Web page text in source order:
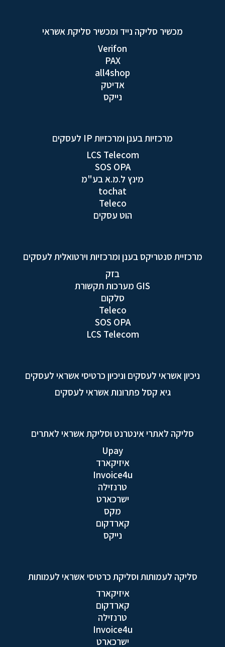
מכשיר סליקה נייד ומכשיר סליקת אשראי
Verifon
PAX
all4shop
אדיטק
נייקס
מרכזיות בענן ומרכזיות IP לעסקים
LCS Telecom
SOS OPA
מינץ ל.מ.א בע"מ
tochat
Teleco
הוט עסקים
מרכזיית סנטריקס בענן ומרכזיות וירטואלית לעסקים
בזק
GIS מערכות תקשורת
סלקום
Teleco
SOS OPA
LCS Telecom
ניכיון אשראי לעסקים וניכיון כרטיסי אשראי לעסקים
גיא קסל פתרונות אשראי לעסקים
סליקה לאתרי אינטרנט וסליקת אשראי לאתרים
Upay
איזיקארד
Invoice4u
טרנזילה
ישרכארט
מקס
קארדקום
נייקס
סליקה לעמותות וסליקת כרטיסי אשראי לעמותות
איזיקארד
קארדקום
טרנזילה
Invoice4u
ישרכארט